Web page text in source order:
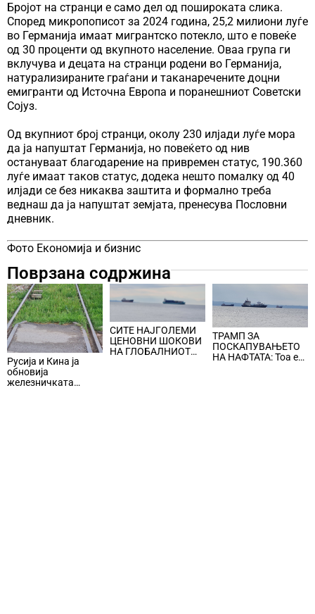
Бројот на странци е само дел од пошироката слика.
Според микропописот за 2024 година, 25,2 милиони луѓе
во Германија имаат мигрантско потекло, што е повеќе
од 30 проценти од вкупното население. Оваа група ги
вклучува и децата на странци родени во Германија,
натурализираните граѓани и таканаречените доцни
емигранти од Источна Европа и поранешниот Советски
Сојуз.
Од вкупниот број странци, околу 230 илјади луѓе мора
да ја напуштат Германија, но повеќето од нив
остануваат благодарение на привремен статус, 190.360
луѓе имаат таков статус, додека нешто помалку од 40
илјади се без никаква заштита и формално треба
веднаш да ја напуштат земјата, пренесува Пословни
дневник.
Фото Економија и бизнис
Поврзана содржина
Русија и Кина ја
обновија
железничката
СИТЕ НАЈГОЛЕМИ
ЦЕНОВНИ ШОКОВИ
НА ГЛОБАЛНИОТ
ТРАМП ЗА
ПОСКАПУВАЊЕТО
НА НАФТАТА: Тоа е